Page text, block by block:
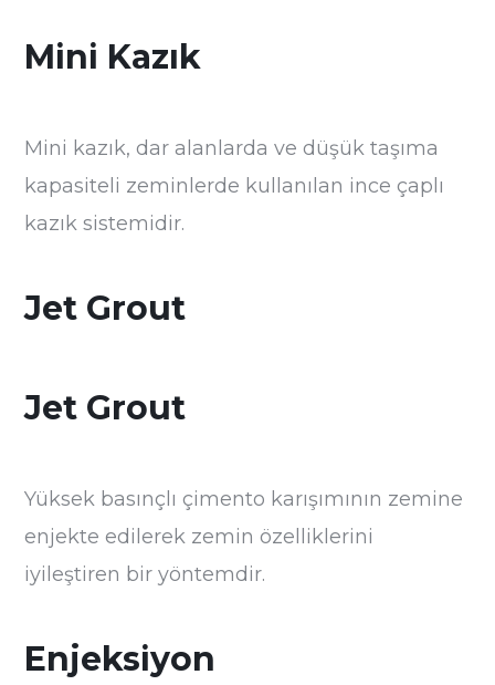
Mini Kazık
Mini kazık, dar alanlarda ve düşük taşıma
kapasiteli zeminlerde kullanılan ince çaplı
kazık sistemidir.
Jet Grout
Jet Grout
Yüksek basınçlı çimento karışımının zemine
enjekte edilerek zemin özelliklerini
iyileştiren bir yöntemdir.
Enjeksiyon